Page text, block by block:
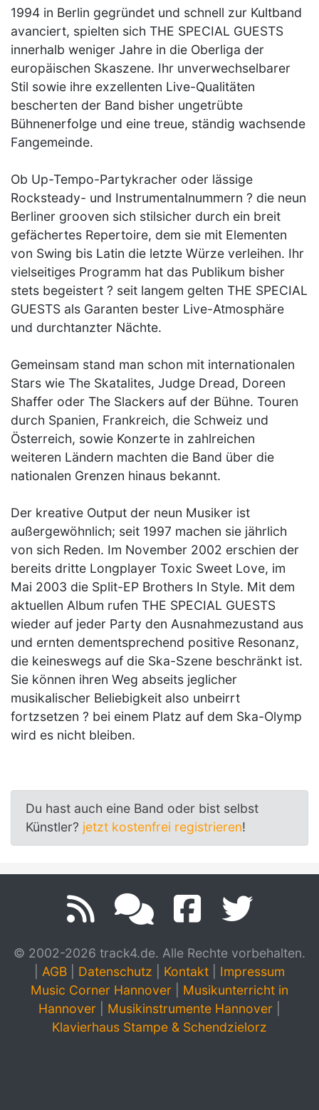
1994 in Berlin gegründet und schnell zur Kultband
avanciert, spielten sich THE SPECIAL GUESTS
innerhalb weniger Jahre in die Oberliga der
europäischen Skaszene. Ihr unverwechselbarer
Stil sowie ihre exzellenten Live-Qualitäten
bescherten der Band bisher ungetrübte
Bühnenerfolge und eine treue, ständig wachsende
Fangemeinde.
Ob Up-Tempo-Partykracher oder lässige
Rocksteady- und Instrumentalnummern ? die neun
Berliner grooven sich stilsicher durch ein breit
gefächertes Repertoire, dem sie mit Elementen
von Swing bis Latin die letzte Würze verleihen. Ihr
vielseitiges Pro­gramm hat das Publikum bisher
stets begeistert ? seit langem gelten THE SPECIAL
GUESTS als Garanten bester Live-Atmosphäre
und durchtanzter Nächte.
Gemeinsam stand man schon mit internationalen
Stars wie The Skatalites, Judge Dread, Doreen
Shaffer oder The Slackers auf der Bühne. Touren
durch Spanien, Frankreich, die Schweiz und
Österreich, sowie Konzerte in zahlreichen
weiteren Ländern machten die Band über die
nationalen Grenzen hinaus bekannt.
Der kreative Output der neun Musiker ist
außergewöhnlich; seit 1997 machen sie jährlich
von sich Reden. Im November 2002 erschien der
bereits dritte Longplayer Toxic Sweet Love, im
Mai 2003 die Split-EP Brothers In Style. Mit dem
aktuellen Album rufen THE SPECIAL GUESTS
wieder auf jeder Party den Ausnahmezustand aus
und ernten dementsprechend positive Resonanz,
die keineswegs auf die Ska-Szene beschränkt ist.
Sie können ihren Weg abseits jeglicher
musikalischer Beliebigkeit also unbeirrt
fortzsetzen ? bei einem Platz auf dem Ska-Olymp
wird es nicht bleiben.
Du hast auch eine Band oder bist selbst
Künstler? jetzt kostenfrei registrieren!
© 2002-2026 track4.de. Alle Rechte vorbehalten.
AGB Datenschutz Kontakt
Impressum
Music Corner Hannover
Musikunterricht in
Hannover
Musikinstrumente Hannover
Klavierhaus Stampe & Schendzielorz